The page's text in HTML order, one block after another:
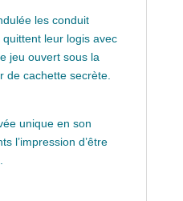
les conduit
quittent leur logis avec
jeu ouvert sous la
de cachette secrète.
unique en son
l’impression d’être